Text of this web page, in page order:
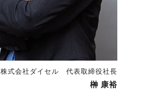
株式会社ダイセル 代表取締役社長
榊 康裕